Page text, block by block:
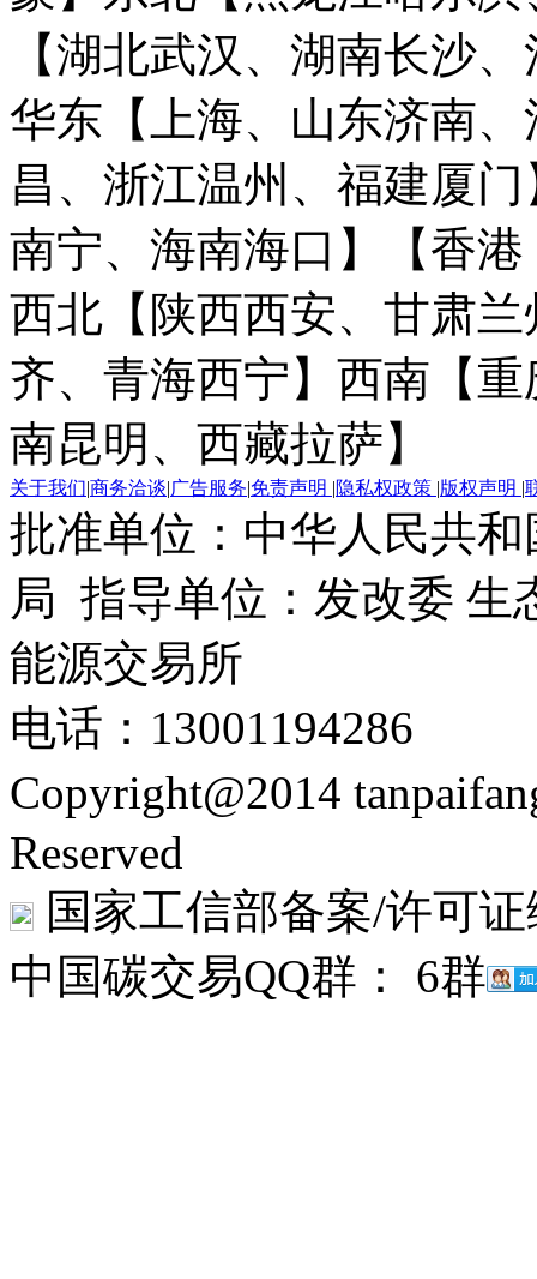
【湖北武汉、湖南长沙
华东【上海、山东济南
昌、浙江温州、福建厦门
南宁、海南海口】
【香
西北【陕西西安、甘肃
齐、青海西宁】 西南【
南昆明、西藏拉萨】
关于我们|商务洽谈|广告服务|免责声明 |隐私权政策 |版权声明 |
批准单位：中华人民共
局 指导单位：发改委 生
能源交易所
电话：13001194286
Copyright@2014
Reserved
国家工信部备案/许可
中国碳交易QQ群： 6群